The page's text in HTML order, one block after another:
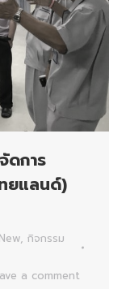
ดการ
ยแลนด์)
, กิจกรรม
a comment